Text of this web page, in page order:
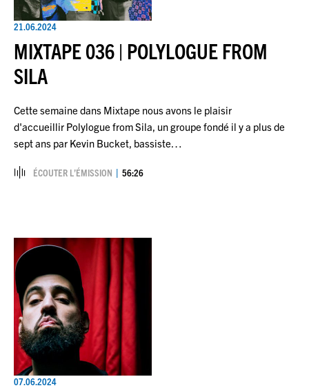
21.06.2024
MIXTAPE 036 | POLYLOGUE FROM
SILA
Cette semaine dans Mixtape nous avons le plaisir
d'accueillir Polylogue from Sila, un groupe fondé il y a plus de
sept ans par Kevin Bucket, bassiste…
ÉCOUTER L’ÉMISSION 56:26
07.06.2024